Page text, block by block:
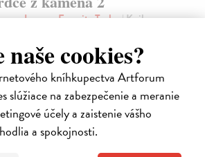
cookies?
kníhkupectva Artforum
slúžiace na zabezpečenie a meranie
účely a zaistenie vášho
a spokojnosti.
Jeremy, Esposito Taylor| Kniha
sa chce len starať o svoju úrodu, zbierať